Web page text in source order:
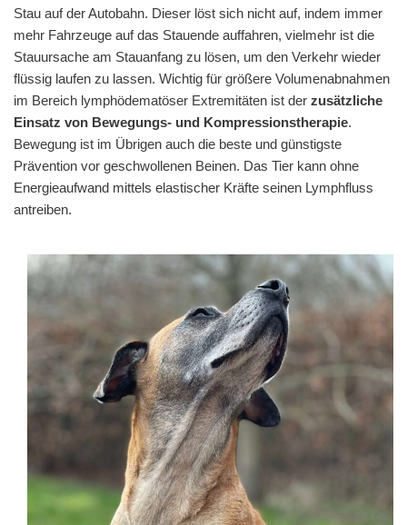
Stau auf der Autobahn. Dieser löst sich nicht auf, indem immer
mehr Fahrzeuge auf das Stauende auffahren, vielmehr ist die
Stauursache am Stauanfang zu lösen, um den Verkehr wieder
flüssig laufen zu lassen. Wichtig für größere Volumenabnahmen
im Bereich lymphödematöser Extremitäten ist der zusätzliche
Einsatz von Bewegungs- und Kompressionstherapie.
Bewegung ist im Übrigen auch die beste und günstigste
Prävention vor geschwollenen Beinen. Das Tier kann ohne
Energieaufwand mittels elastischer Kräfte seinen Lymphfluss
antreiben.